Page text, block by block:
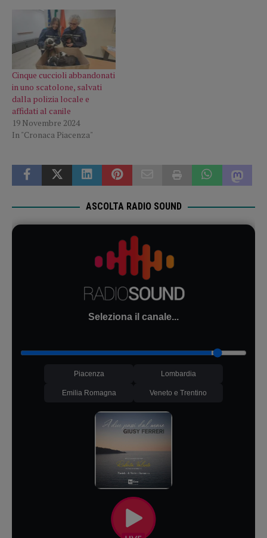
Cinque cuccioli abbandonati
in uno scatolone, salvati
dalla polizia locale e
affidati al canile
19 Novembre 2024
In "Cronaca Piacenza"
ASCOLTA RADIO SOUND
Seleziona il canale...
Piacenza Lombardia
Emilia Romagna Veneto e Trentino